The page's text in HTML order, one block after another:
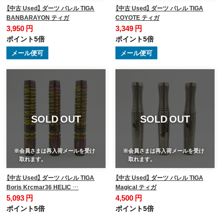
【中古 Used】 ダーツ バレル TIGA
BANBARAYON ティガ
3,950 円
ポイント5倍
メール便可
【中古 Used】 ダーツ バレル TIGA
COYOTE ティガ
3,349 円
ポイント5倍
メール便可
SOLD OUT
※会員さまは再入荷メールを受け
取れます。
【中古 Used】 ダーツ バレル TIGA
Boris Krcmar36 HELIC …
5,093 円
ポイント5倍
SOLD OUT
※会員さまは再入荷メールを受け
取れます。
【中古 Used】 ダーツ バレル TIGA
Magical ティガ
4,500 円
ポイント5倍